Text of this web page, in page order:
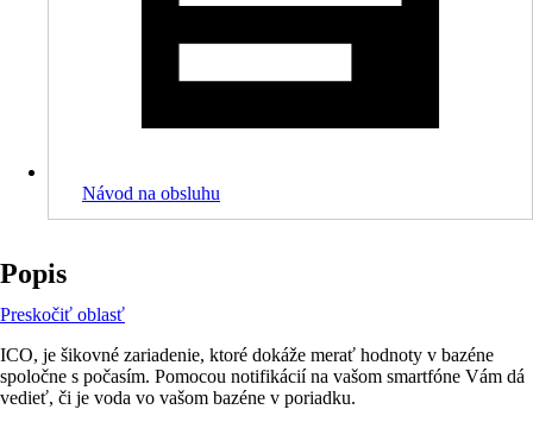
Návod na obsluhu
Popis
Preskočiť oblasť
ICO, je šikovné zariadenie, ktoré dokáže merať hodnoty v bazéne
spoločne s počasím. Pomocou notifikácií na vašom smartfóne Vám dá
vedieť, či je voda vo vašom bazéne v poriadku.